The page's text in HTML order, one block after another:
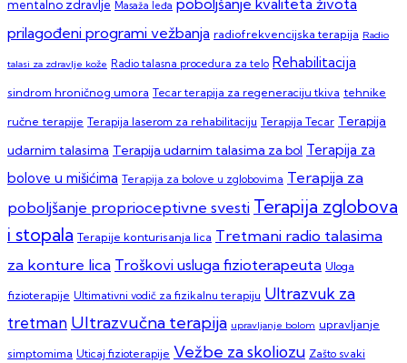
mentalno zdravlje Masaža leđa poboljšanje kvaliteta života
prilagođeni programi vežbanja radiofrekvencijska terapija Radio
talasi za zdravlje kože Radio talasna procedura za telo Rehabilitacija
sindrom hroničnog umora Tecar terapija za regeneraciju tkiva tehnike
ručne terapije Terapija laserom za rehabilitaciju Terapija Tecar Terapija
udarnim talasima Terapija udarnim talasima za bol Terapija za
bolove u mišićima Terapija za bolove u zglobovima Terapija za
poboljšanje proprioceptivne svesti Terapija zglobova
i stopala Terapije konturisanja lica Tretmani radio talasima
za konture lica Troškovi usluga fizioterapeuta Uloga
fizioterapije Ultimativni vodič za fizikalnu terapiju Ultrazvuk za
tretman Ultrazvučna terapija upravljanje bolom upravljanje
simptomima Uticaj fizioterapije Vežbe za skoliozu Zašto svaki